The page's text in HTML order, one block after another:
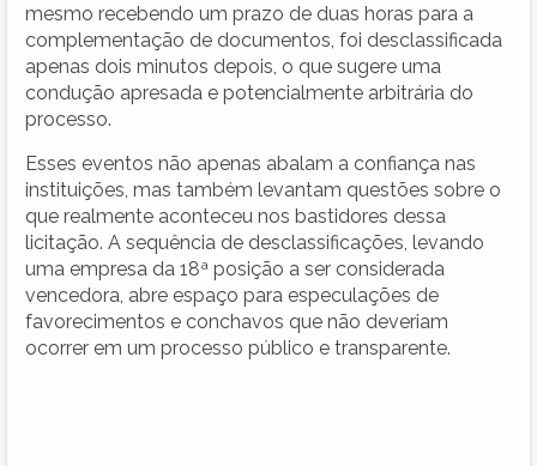
mesmo recebendo um prazo de duas horas para a
complementação de documentos, foi desclassificada
apenas dois minutos depois, o que sugere uma
condução apresada e potencialmente arbitrária do
processo.
Esses eventos não apenas abalam a confiança nas
instituições, mas também levantam questões sobre o
que realmente aconteceu nos bastidores dessa
licitação. A sequência de desclassificações, levando
uma empresa da 18ª posição a ser considerada
vencedora, abre espaço para especulações de
favorecimentos e conchavos que não deveriam
ocorrer em um processo público e transparente.